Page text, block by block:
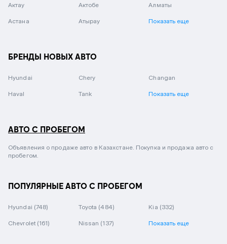
Актау Актобе Алматы
Астана Атырау Показать еще
БРЕНДЫ НОВЫХ АВТО
Hyundai Chery Changan
Haval Tank Показать еще
АВТО С ПРОБЕГОМ
Объявления о продаже авто в Казахстане. Покупка и продажа авто с
пробегом.
ПОПУЛЯРНЫЕ АВТО С ПРОБЕГОМ
Hyundai (748) Toyota (484) Kia (332)
Chevrolet (161) Nissan (137) Показать еще